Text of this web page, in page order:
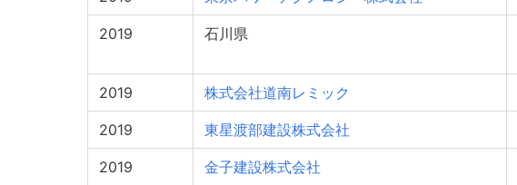
2019 石川県
2019 株式会社道南レミック
2019 東星渡部建設株式会社
2019 金子建設株式会社